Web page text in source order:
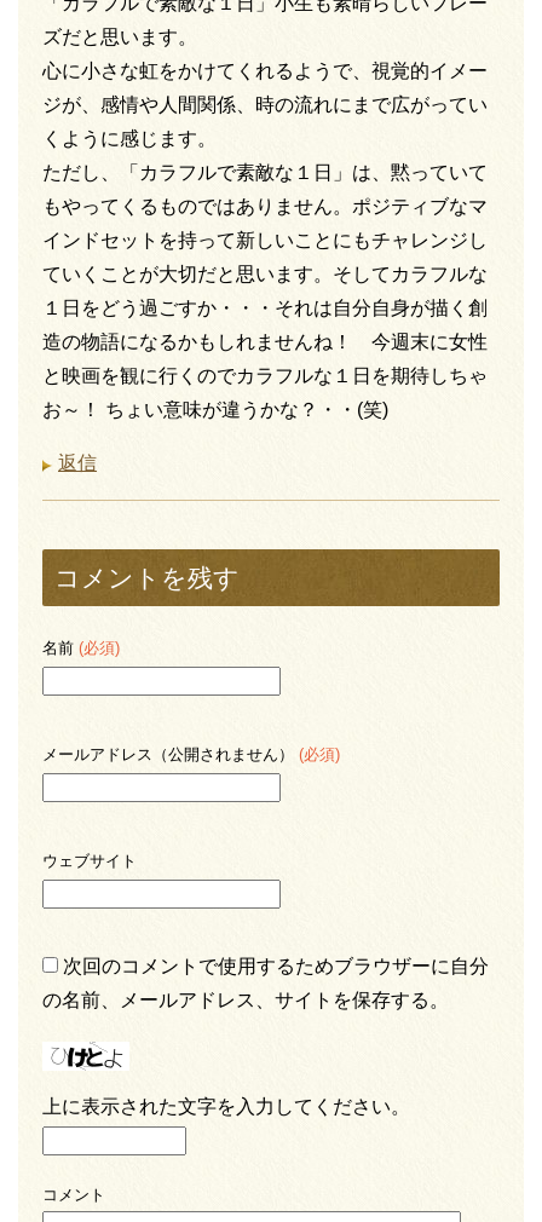
ズだと思います。
心に小さな虹をかけてくれるようで、視覚的イメー
ジが、感情や人間関係、時の流れにまで広がってい
くように感じます。
ただし、「カラフルで素敵な１日」は、黙っていて
もやってくるものではありません。ポジティブなマ
インドセットを持って新しいことにもチャレンジし
ていくことが大切だと思います。そしてカラフルな
１日をどう過ごすか・・・それは自分自身が描く創
造の物語になるかもしれませんね！ 今週末に女性
と映画を観に行くのでカラフルな１日を期待しちゃ
お～！ ちょい意味が違うかな？・・(笑)
返信
コメントを残す
名前 (必須)
メールアドレス（公開されません） (必須)
ウェブサイト
次回のコメントで使用するためブラウザーに自分
の名前、メールアドレス、サイトを保存する。
上に表示された文字を入力してください。
コメント